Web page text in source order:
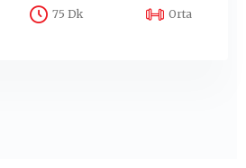
75 Dk Orta